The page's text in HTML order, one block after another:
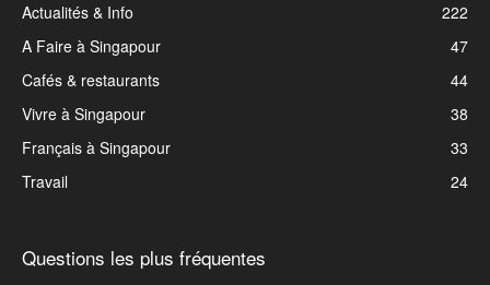
Actualités & Info
222
A Faire à Singapour
47
Cafés & restaurants
44
Vivre à Singapour
38
Français à Singapour
33
Travail
24
Questions les plus fréquentes